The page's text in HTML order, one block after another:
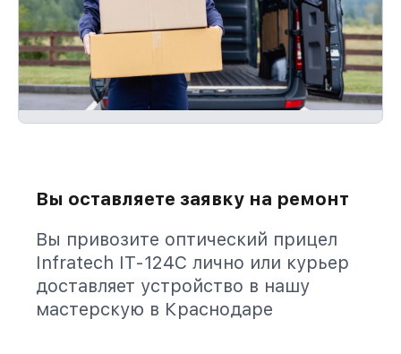
Вы оставляете заявку на ремонт
Вы привозите оптический прицел
Infratech IT-124C лично или курьер
доставляет устройство в нашу
мастерскую в Краснодаре